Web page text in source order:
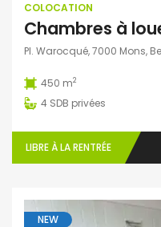
COLOCATION
Chambres à
Pl. Warocqué, 7000 Mons,
450 m2
4 SDB privées
LIBRE À LA RENTRÉE
NEW